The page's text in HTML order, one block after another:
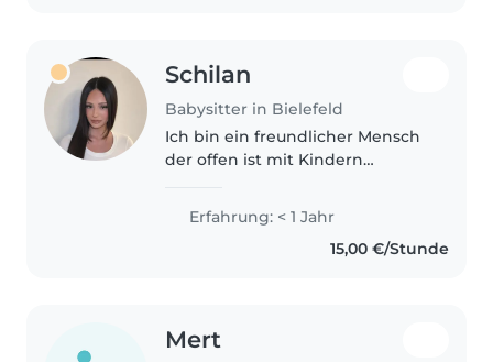
Schilan
Babysitter in Bielefeld
Ich bin ein freundlicher Mensch
der offen ist mit Kindern
Spaß zu haben. Ich freue mich
Dinge mit Ihnen zu
unternehmen und ihnen
Erfahrung: < 1 Jahr
15,00 €/Stunde
Mert